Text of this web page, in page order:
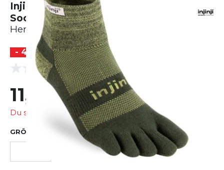
Injinji Trail Midweight Mini-Crew
Socks
Herren
- 40 %
0.0 (0 Bewertungen)
11,99 € 19,95 €
Du sparst 7,96 €
GRÖSSE AUSWÄHLEN